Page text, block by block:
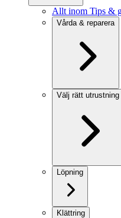
Allt inom Tips &
Vårda & reparera
Välj rätt utrustning
Löpning
Klättring